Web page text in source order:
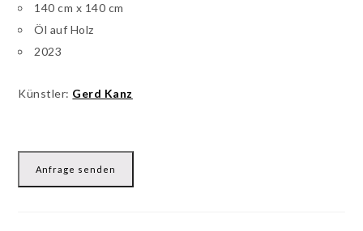
140 cm x 140 cm
Öl auf Holz
2023
Künstler: Gerd Kanz
Anfrage senden